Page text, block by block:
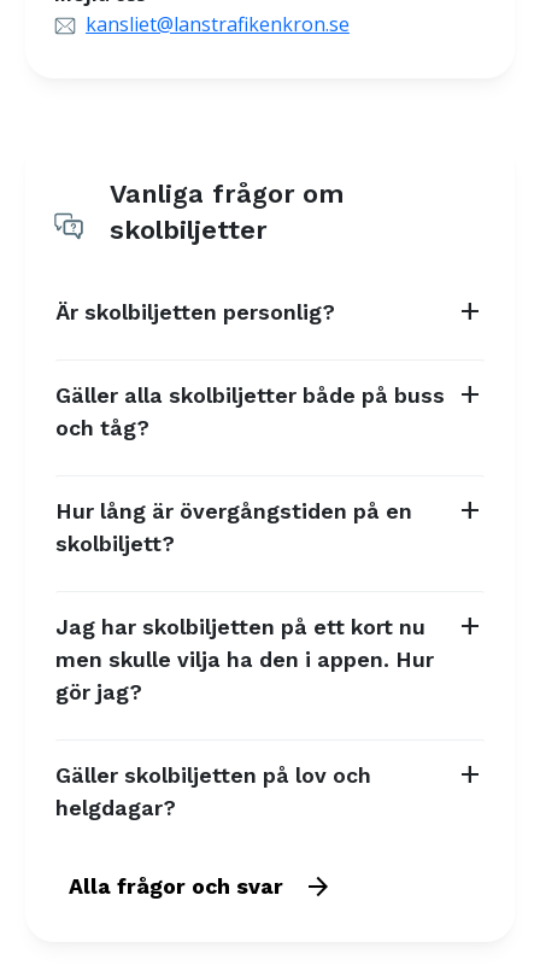
kansliet@lanstrafikenkron.se
Vanliga frågor om
skolbiljetter
Är skolbiljetten personlig? add
Gäller alla skolbiljetter både på buss
och tåg?
add
Hur lång är övergångstiden på en
skolbiljett?
add
Jag har skolbiljetten på ett kort nu
men skulle vilja ha den i appen. Hur
gör jag?
add
Gäller skolbiljetten på lov och
helgdagar?
add
Alla frågor och svar arrow_forward